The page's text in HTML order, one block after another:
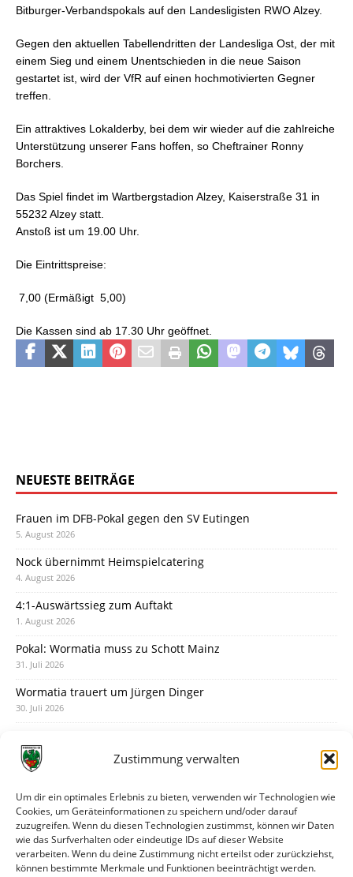
Zustimmung verwalten
Um dir ein optimales Erlebnis zu bieten, verwenden wir Technologien wie
Cookies, um Geräteinformationen zu speichern und/oder darauf
zuzugreifen. Wenn du diesen Technologien zustimmst, können wir Daten
wie das Surfverhalten oder eindeutige IDs auf dieser Website
verarbeiten. Wenn du deine Zustimmung nicht erteilst oder zurückziehst,
können bestimmte Merkmale und Funktionen beeinträchtigt werden.
Bitburger-Verbandspokals auf den Landesligisten RWO Alzey.
Gegen den aktuellen Tabellendritten der Landesliga Ost, der mit
einem Sieg und einem Unentschieden in die neue Saison
gestartet ist, wird der VfR auf einen hochmotivierten Gegner
treffen.
Ein attraktives Lokalderby, bei dem wir wieder auf die zahlreiche
Unterstützung unserer Fans hoffen , so Cheftrainer Ronny
Borchers.
Das Spiel findet im Wartbergstadion Alzey, Kaiserstraße 31 in
55232 Alzey statt.
Anstoß ist um 19.00 Uhr.
Die Eintrittspreise:
 7,00 (Ermäßigt  5 ,00)
Die Kassen sind ab 17.30 Uhr geöffnet.
NEUESTE BEITRÄGE
Frauen im DFB-Pokal gegen den SV Eutingen
5. August 2026
Nock übernimmt Heimspielcatering
4. August 2026
4:1-Auswärtssieg zum Auftakt
1. August 2026
Pokal: Wormatia muss zu Schott Mainz
31. Juli 2026
Wormatia trauert um Jürgen Dinger
30. Juli 2026
28. Juli 2026
28. Juli 2026
Neue Podcast-Folge: So tickt Björn!
27. Juli 2026
Eindrücke vom Stadionfest